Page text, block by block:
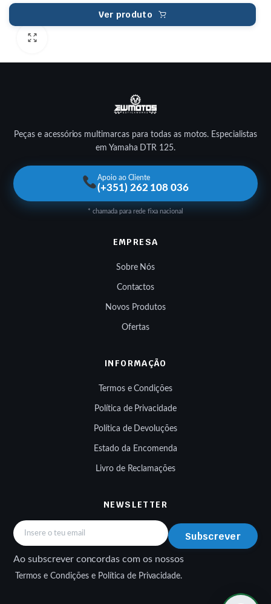
Ver produto
Peças e acessórios multimarcas para todas as motos. Especialistas
em Yamaha DTR 125.
Apoio ao Cliente
(+351) 262 108 036
* chamada para rede fixa nacional
EMPRESA
Sobre Nós
Contactos
Novos Produtos
Ofertas
INFORMAÇÃO
Termos e Condições
Política de Privacidade
Política de Devoluções
Estado da Encomenda
Livro de Reclamações
NEWSLETTER
Subscrever
Ao subscrever concordas com os nossos
Termos e Condições e Política de Privacidade.